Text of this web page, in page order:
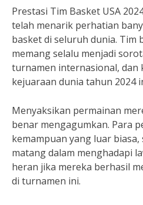
Prestasi Tim Basket USA
telah menarik perhatian
basket di seluruh dunia. Tim
memang selalu menjadi
turnamen internasional, dan
kejuaraan dunia tahun 2024
Menyaksikan permainan
benar mengagumkan. Para
kemampuan yang luar
matang dalam menghadapi
heran jika mereka berhasil
di turnamen ini.